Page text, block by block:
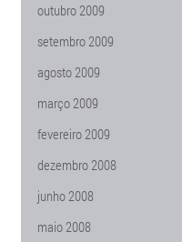
outubro 2009
setembro 2009
agosto 2009
março 2009
fevereiro 2009
dezembro 2008
junho 2008
maio 2008